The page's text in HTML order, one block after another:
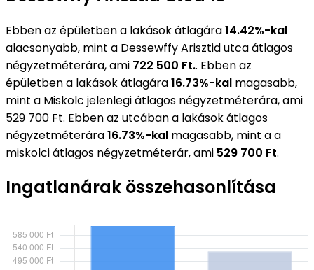
Ebben az épületben a lakások átlagára14.42%-kal
alacsonyabb, mint a Dessewffy Arisztid utca átlagos
négyzetméterára, ami 722 500 Ft.. Ebben az
épületben a lakások átlagára16.73%-kal magasabb,
mint a Miskolc jelenlegi átlagos négyzetméterára, ami
529 700 Ft. Ebben az utcában a lakások átlagos
négyzetméterára16.73%-kal magasabb, mint a a
miskolci átlagos négyzetméterár, ami 529 700 Ft.
Ingatlanárak összehasonlítása